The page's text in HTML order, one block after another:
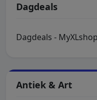
Dagdeals
Dagdeals -
Antiek & Art